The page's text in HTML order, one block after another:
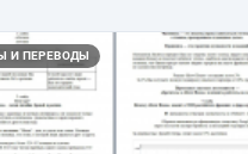
И ПЕРЕВОДЫ